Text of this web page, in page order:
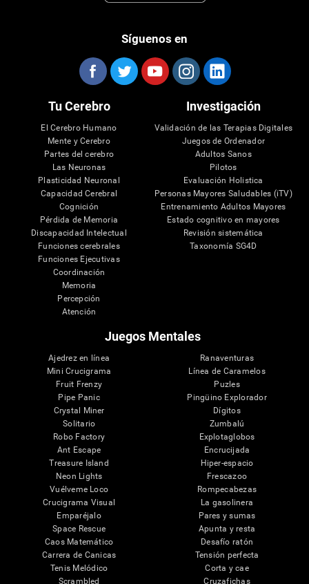
Síguenos en
Tu Cerebro
El Cerebro Humano
Mente y Cerebro
Partes del cerebro
Las Neuronas
Plasticidad Neuronal
Capacidad Cerebral
Cognición
Pérdida de Memoria
Discapacidad Intelectual
Funciones cerebrales
Funciones Ejecutivas
Coordinación
Memoria
Percepción
Atención
Investigación
Validación de las Terapias Digitales
Juegos de Ordenador
Adultos Sanos
Pilotos
Evaluación Holistica
Personas Mayores Saludables (iTV)
Entrenamiento Adultos Mayores
Estado cognitivo en mayores
Revisión sistemática
Taxonomía SG4D
Juegos Mentales
Ajedrez en línea
Mini Crucigrama
Fruit Frenzy
Pipe Panic
Crystal Miner
Solitario
Robo Factory
Ant Escape
Treasure Island
Neon Lights
Vuélveme Loco
Crucigrama Visual
Emparéjalo
Space Rescue
Caos Matemático
Carrera de Canicas
Tenis Melódico
Scrambled
Ranaventuras
Línea de Caramelos
Puzles
Pingüino Explorador
Dígitos
Zumbalú
Explotaglobos
Encrucijada
Hiper-espacio
Frescazoo
Rompecabezas
La gasolinera
Pares y sumas
Apunta y resta
Desafío ratón
Tensión perfecta
Corta y cae
Cruzafichas